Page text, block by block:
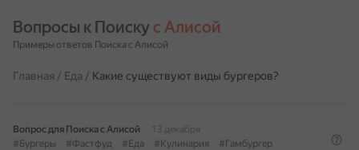
Вопросы к Поиску с Алисой
Примеры ответов Поиска с Алисой
Главная / Еда / Какие существуют виды бургеров?
Вопрос для Поиска с Алисой
13 декабря
#Бургеры
#Фастфуд #Еда #Кулинария #Гамбургер